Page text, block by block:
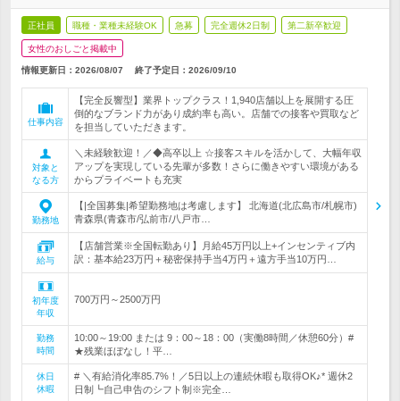
正社員 職種・業種未経験OK 急募 完全週休2日制 第二新卒歓迎
女性のおしごと掲載中
情報更新日：2026/08/07 終了予定日： 2026/09/10
仕事内容
【完全反響型】業界トップクラス！1,940店舗以上を展開する圧
倒的なブランド力があり成約率も高い。店舗での接客や買取など
を担当していただきます。
対象と
なる方
＼未経験歓迎！／◆高卒以上 ☆接客スキルを活かして、大幅年収
アップを実現している先輩が多数！さらに働きやすい環境がある
からプライベートも充実
勤務地
【|全国募集|希望勤務地は考慮します】 北海道(北広島市/札幌市)
青森県(青森市/弘前市/八戸市…
給与
【店舗営業※全国転勤あり】月給45万円以上+インセンティブ内
訳：基本給23万円＋秘密保持手当4万円＋遠方手当10万円…
初年度
年収
700万円～2500万円
勤務
時間
10:00～19:00 または 9：00～18：00（実働8時間／休憩60分）#
★残業ほぼなし！平…
休日
休暇
# ＼有給消化率85.7%！／5日以上の連続休暇も取得OK♪* 週休2
日制┗自己申告のシフト制※完全…